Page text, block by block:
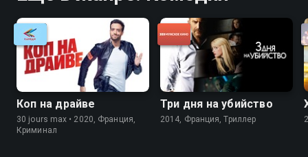
Коп на драйве
30 jours max • 2020, Франция,
Криминал
Три дня на убийство
2014, Франция, Триллер